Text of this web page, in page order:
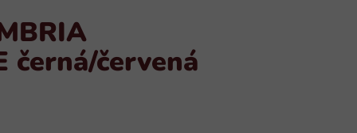
černá/červená